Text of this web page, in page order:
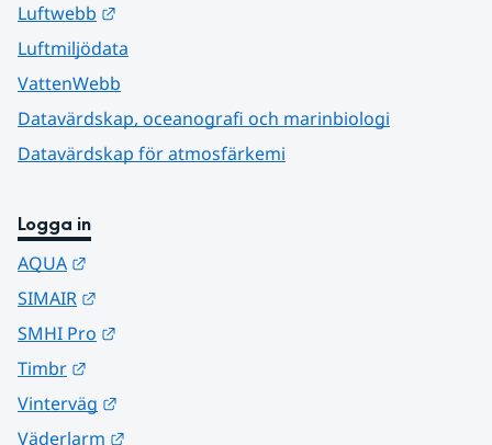
Luftwebb
Luftmiljödata
VattenWebb
Datavärdskap, oceanografi och marinbiologi
Datavärdskap för atmosfärkemi
Logga in
AQUA
SIMAIR
SMHI Pro
Timbr
Vinterväg
Väderlarm